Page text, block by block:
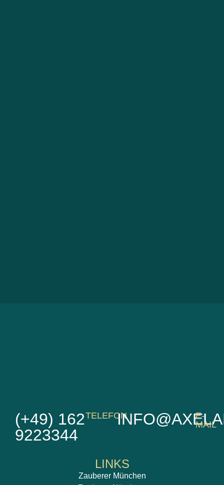
(+49) 162
9223344
TELEFON
E-
MAIL
LINKS
Zauberer München